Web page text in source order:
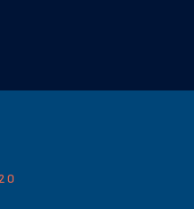
not found